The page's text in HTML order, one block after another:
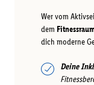
Wer vom
dem
dich moderne
Deine